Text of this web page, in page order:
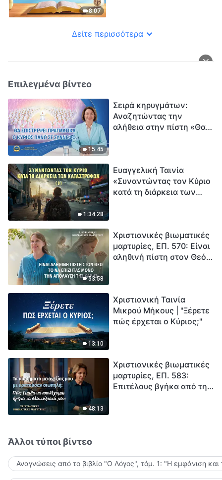
8:07
Δείτε περισσότερα
Επιλεγμένα βίντεο
15:45
Σειρά κηρυγμάτων:
Αναζητώντας την
αλήθεια στην πίστη «Θα
1:34:28
Ευαγγελική Ταινία
«Συναντώντας τον Κύριο
κατά τη διάρκεια των
εξαφάνισης». Οι
καταστροφές χτυπούν.
Ξεκινά η αντίστροφη
53:58
Χριστιανικές βιωματικές
μαρτυρίες, ΕΠ. 570: Είναι
αληθινή πίστη στον Θεό
13:10
Χριστιανική Ταινία
Μικρού Μήκους | "Ξέρετε
πώς έρχεται ο Κύριος;"
48:13
Χριστιανικές βιωματικές
μαρτυρίες, ΕΠ. 583:
Επιτέλους βγήκα από τη
Άλλοι τύποι βίντεο
Αναγνώσεις από το βιβλίο "Ο Λόγος", τόμ. 1: "Η εμφάνιση